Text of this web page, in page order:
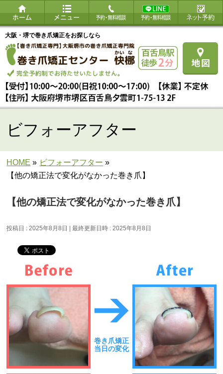
大阪・堺で巻き爪矯正をお探しなら
ビフォーアフター
HOME » ビフォーアフター »
【他の矯正法で変化がなかった巻き爪】
【他の矯正法で変化がなかった巻き爪】
投稿日 : 2025年8月8日 最終更新日時 : 2025年8月8日
巻き爪矯正
当日の変化